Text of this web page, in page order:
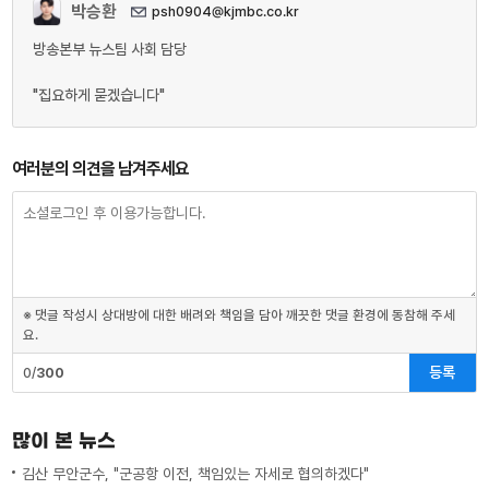
박승환 psh0904@kjmbc.co.kr
방송본부 뉴스팀 사회 담당
"집요하게 묻겠습니다"
여러분의 의견을 남겨주세요
※ 댓글 작성시 상대방에 대한 배려와 책임을 담아 깨끗한 댓글 환경에 동참해 주세
요.
0/300 등록
많이 본 뉴스
김산 무안군수, "군공항 이전, 책임있는 자세로 협의하겠다"